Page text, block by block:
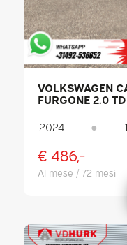
VOLKSWAGEN
FURGONE 2.0
CONDIZIONATA
2024 ●
€ 486,-
Al mese / 72 mesi